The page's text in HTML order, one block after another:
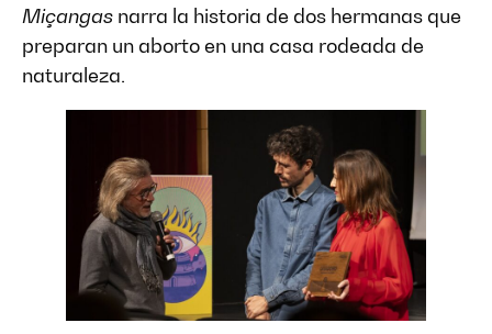
Miçangas narra la historia de dos hermanas que
preparan un aborto en una casa rodeada de
naturaleza.